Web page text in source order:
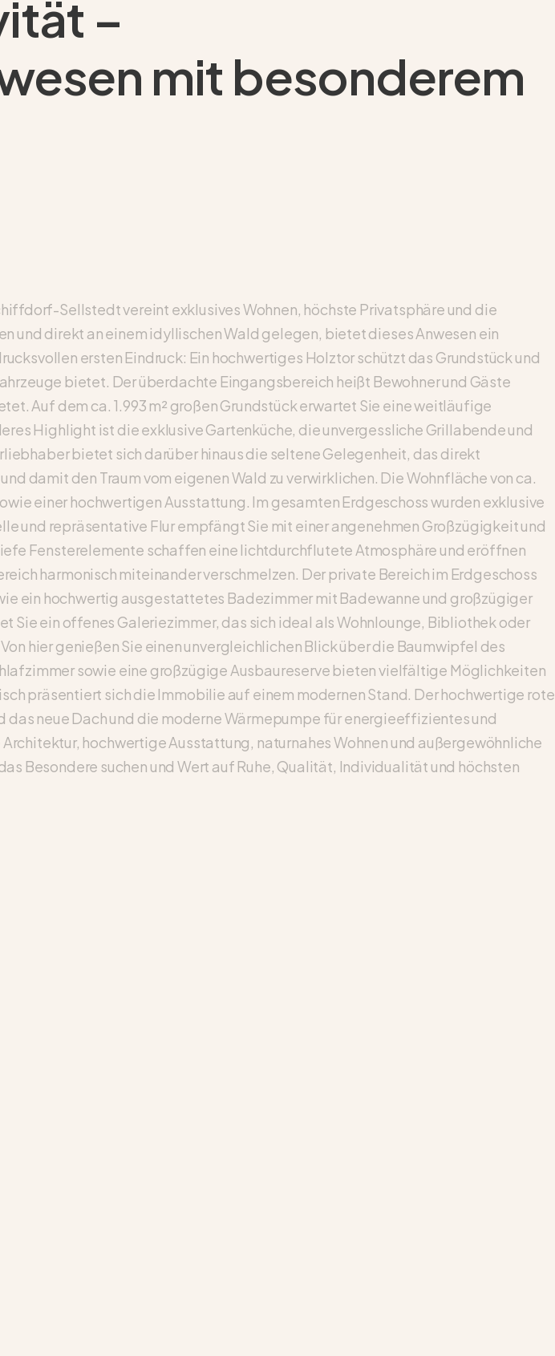
–
mit besonderem
Sellstedt vereint exklusives Wohnen, höchste Privatsphäre und die
und direkt an einem idyllischen Wald gelegen, bietet dieses Anwesen ein
ersten Eindruck: Ein hochwertiges Holztor schützt das Grundstück und
bietet. Der überdachte Eingangsbereich heißt Bewohner und Gäste
Auf dem ca. 1.993 m² großen Grundstück erwartet Sie eine weitläufige
Highlight ist die exklusive Gartenküche, die unvergessliche Grillabende und
bietet sich darüber hinaus die seltene Gelegenheit, das direkt
damit den Traum vom eigenen Wald zu verwirklichen. Die Wohnfläche von ca.
einer hochwertigen Ausstattung. Im gesamten Erdgeschoss wurden exklusive
und repräsentative Flur empfängt Sie mit einer angenehmen Großzügigkeit und
Fensterelemente schaffen eine lichtdurchflutete Atmosphäre und eröffnen
harmonisch miteinander verschmelzen. Der private Bereich im Erdgeschoss
ein hochwertig ausgestattetes Badezimmer mit Badewanne und großzügiger
Sie ein offenes Galeriezimmer, das sich ideal als Wohnlounge, Bibliothek oder
hier genießen Sie einen unvergleichlichen Blick über die Baumwipfel des
sowie eine großzügige Ausbaureserve bieten vielfältige Möglichkeiten
präsentiert sich die Immobilie auf einem modernen Stand. Der hochwertige rote
neue Dach und die moderne Wärmepumpe für energieeffizientes und
hochwertige Ausstattung, naturnahes Wohnen und außergewöhnliche
Besondere suchen und Wert auf Ruhe, Qualität, Individualität und höchsten